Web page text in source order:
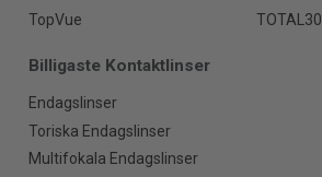
TopVue
TOTAL30
Billigaste Kontaktlinser
Endagslinser
Toriska Endagslinser
Multifokala Endagslinser